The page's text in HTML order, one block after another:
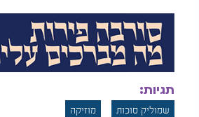
תגיות:
שמוליק סוכות מוזיקה